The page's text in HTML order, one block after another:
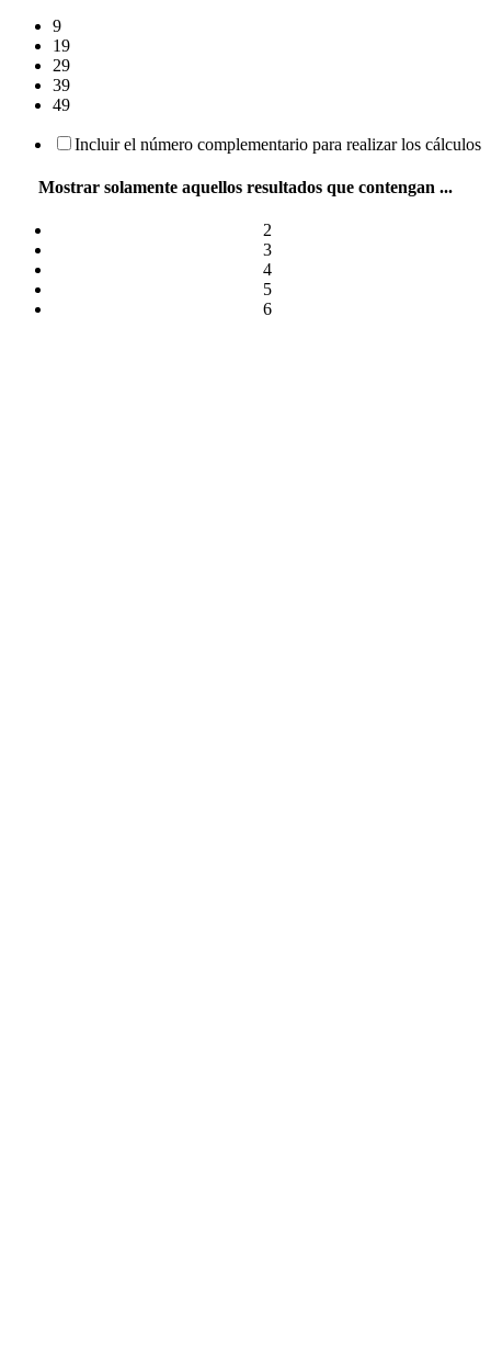
9
19
29
39
49
Incluir el número complementario para realizar los cálculos
Mostrar solamente aquellos resultados que contengan ...
2
3
4
5
6